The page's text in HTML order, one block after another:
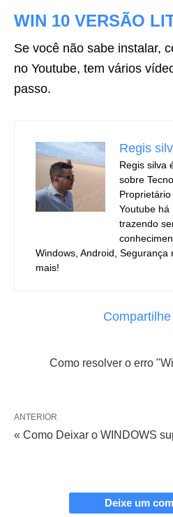
WIN 10 VERSÃO
Se você não sabe instalar,
no Youtube, tem vários
passo.
Regis
Regis silva
sobre
Youtube há
trazendo
Windows, Android, Segurança
mais!
Compartilhe
Como resolver o erro
ANTERIOR
« Como Deixar o WINDOWS
Deixe um